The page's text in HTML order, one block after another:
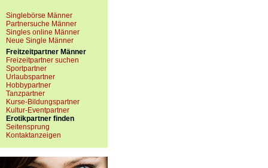
Singlebörse Männer
Partnersuche Männer
Singles online Männer
Neue Single Männer
Freitzeitpartner Männer
Freizeitpartner suchen
Sportpartner
Urlaubspartner
Hobbypartner
Tanzpartner
Kurse-Bildungspartner
Kultur-Eventpartner
Erotikpartner finden
Seitensprung
Kontaktanzeigen